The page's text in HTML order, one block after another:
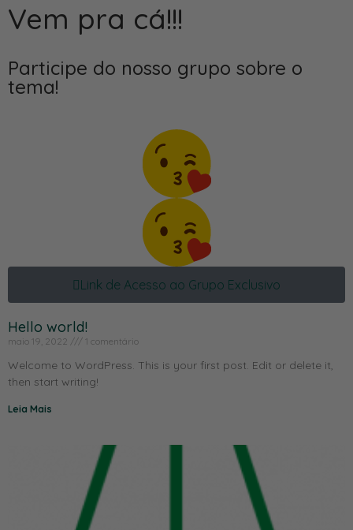
Vem pra cá!!!
Participe do nosso grupo sobre o
tema!
Link de Acesso ao Grupo Exclusivo
Hello world!
maio 19, 2022 1 comentário
Welcome to WordPress. This is your first post. Edit or delete it,
then start writing!
Leia Mais